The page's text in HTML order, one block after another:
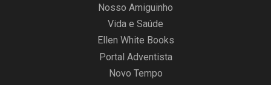
Nosso Amiguinho
Vida e Saúde
Ellen White Books
Portal Adventista
Novo Tempo